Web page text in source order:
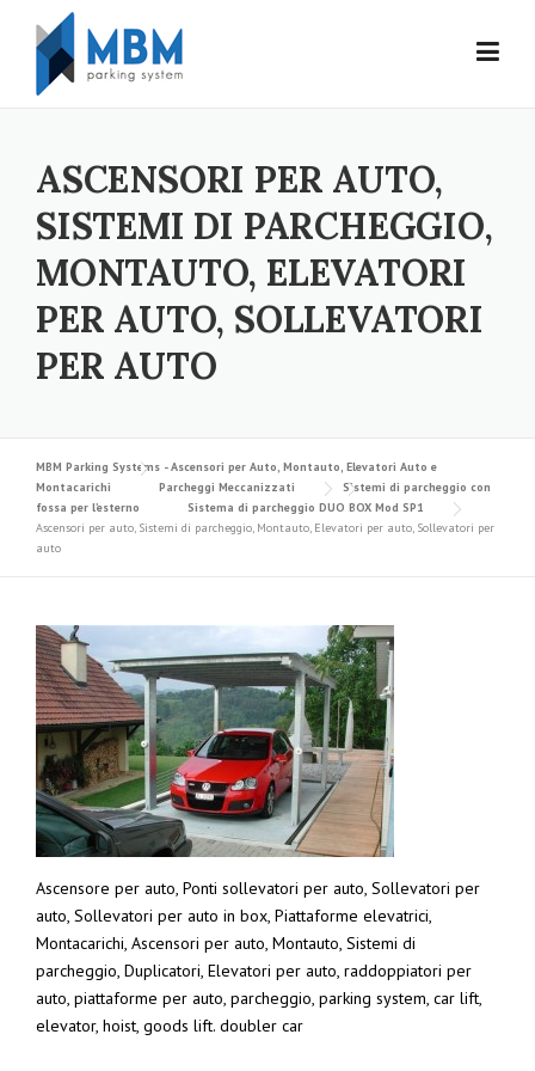
Skip to content
ASCENSORI PER AUTO,
SISTEMI DI PARCHEGGIO,
MONTAUTO, ELEVATORI
PER AUTO, SOLLEVATORI
PER AUTO
MBM Parking Systems - Ascensori per Auto, Montauto, Elevatori Auto e
Montacarichi
Parcheggi Meccanizzati
Sistemi di parcheggio con
fossa per l’esterno
Sistema di parcheggio DUO BOX Mod SP1
Ascensori per auto, Sistemi di parcheggio, Montauto, Elevatori per auto, Sollevatori per
auto
Ascensore per auto, Ponti sollevatori per auto, Sollevatori per
auto, Sollevatori per auto in box, Piattaforme elevatrici,
Montacarichi, Ascensori per auto, Montauto, Sistemi di
parcheggio, Duplicatori, Elevatori per auto, raddoppiatori per
auto, piattaforme per auto, parcheggio, parking system, car lift,
elevator, hoist, goods lift. doubler car